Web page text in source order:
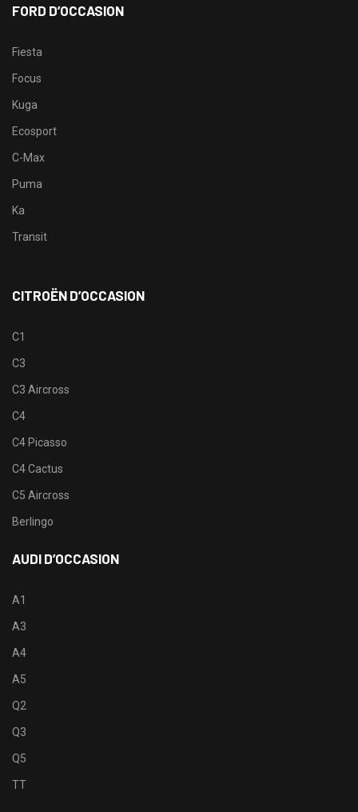
FORD D’OCCASION
Fiesta
Focus
Kuga
Ecosport
C-Max
Puma
Ka
Transit
CITROËN D’OCCASION
C1
C3
C3 Aircross
C4
C4 Picasso
C4 Cactus
C5 Aircross
Berlingo
AUDI D’OCCASION
A1
A3
A4
A5
Q2
Q3
Q5
TT